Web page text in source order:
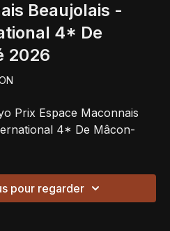
Beaujolais -
4* De
2026
Prix Espace Maconnais
4* De Mâcon-
pour regarder